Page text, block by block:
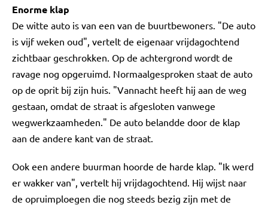
Enorme klap
De witte auto is van een van de buurtbewoners. "De auto
is vijf weken oud", vertelt de eigenaar vrijdagochtend
zichtbaar geschrokken. Op de achtergrond wordt de
ravage nog opgeruimd. Normaalgesproken staat de auto
op de oprit bij zijn huis. "Vannacht heeft hij aan de weg
gestaan, omdat de straat is afgesloten vanwege
wegwerkzaamheden." De auto belandde door de klap
aan de andere kant van de straat.
Ook een andere buurman hoorde de harde klap. "Ik werd
er wakker van", vertelt hij vrijdagochtend. Hij wijst naar
de opruimploegen die nog steeds bezig zijn met de